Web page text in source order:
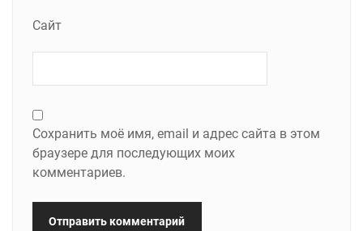
Сайт
Сохранить моё имя, email и адрес сайта в этом
браузере для последующих моих
комментариев.